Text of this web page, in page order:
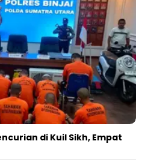
di Kuil Sikh, Empat